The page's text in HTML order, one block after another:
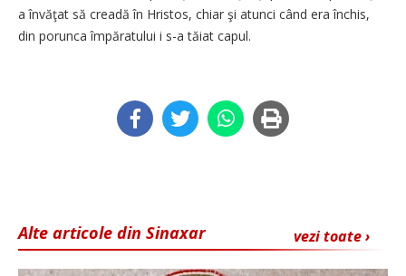
a învăţat să creadă în Hristos, chiar şi atunci când era închis,
din porunca împăratului i s-a tăiat capul.
vezi toate ›
Alte articole din Sinaxar